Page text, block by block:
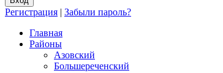
Регистрация | Забыли пароль?
Главная
Районы
Азовский
Большереченский